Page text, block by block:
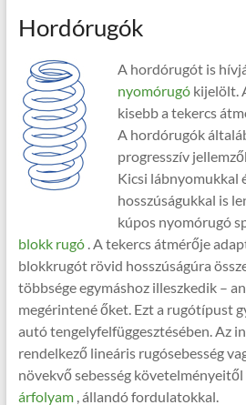
Hordórugók
A hordórugót is
nyomórugókijelölt.
kisebb a tekercs
A hordórugók
progresszív
Kicsi lábnyomukkal
hosszúságukkal is
kúpos nyomórugó
blokk rugó. A tekercs átmérője
blokkrugót rövid hosszúságúra
többsége egymáshoz illeszkedik –
megérintené őket. Ezt a rugótípust
autó tengelyfelfüggesztésében. Az
rendelkező lineáris rugósebesség
növekvő sebesség követelményeitől
árfolyam, állandó fordulatokkal.